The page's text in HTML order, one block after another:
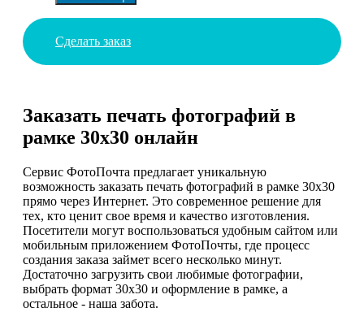
Сделать заказ
Заказать печать фотографий в
рамке 30х30 онлайн
Сервис ФотоПочта предлагает уникальную
возможность заказать печать фотографий в рамке 30х30
прямо через Интернет. Это современное решение для
тех, кто ценит свое время и качество изготовления.
Посетители могут воспользоваться удобным сайтом или
мобильным приложением ФотоПочты, где процесс
создания заказа займет всего несколько минут.
Достаточно загрузить свои любимые фотографии,
выбрать формат 30х30 и оформление в рамке, а
остальное - наша забота.